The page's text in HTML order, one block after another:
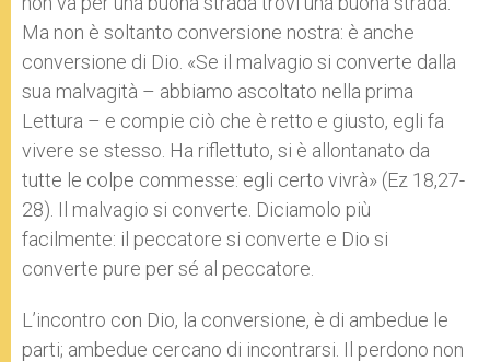
Ma non è soltanto conversione nostra: è anche
conversione di Dio. «Se il malvagio si converte dalla
sua malvagità – abbiamo ascoltato nella prima
Lettura – e compie ciò che è retto e giusto, egli fa
vivere se stesso. Ha riflettuto, si è allontanato da
tutte le colpe commesse: egli certo vivrà» (Ez 18,27-
28). Il malvagio si converte. Diciamolo più
facilmente: il peccatore si converte e Dio si
converte pure per sé al peccatore.
L’incontro con Dio, la conversione, è di ambedue le
parti; ambedue cercano di incontrarsi. Il perdono non